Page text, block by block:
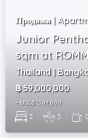
Продажа |
Junior
sqm at
Thailand |
฿ 59,000,000
~ USD$ 1,788,000
3 | 3 |